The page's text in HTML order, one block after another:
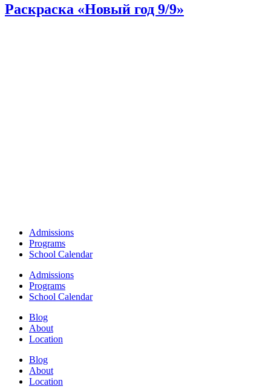
Раскраска «Новый год 9/9»
Admissions
Programs
School Calendar
Admissions
Programs
School Calendar
Blog
About
Location
Blog
About
Location